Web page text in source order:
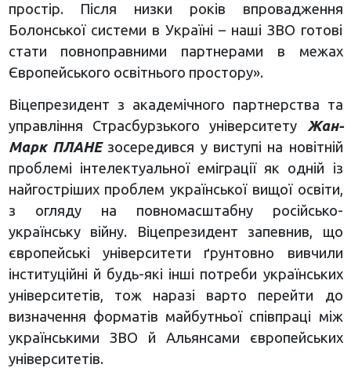
простір. Після низки років впровадження
Болонської системи в Україні – наші ЗВО готові
стати повноправними партнерами в межах
Європейського освітнього простору».
Віцепрезидент з академічного партнерства та
управління Страсбурзького університету Жан-
Марк ПЛАНЕзосередився у виступі на новітній
проблемі інтелектуальної еміграції як одній із
найгостріших проблем української вищої освіти,
з огляду на повномасштабну російсько-
українську війну. Віцепрезидент запевнив, що
європейські університети ґрунтовно вивчили
інституційні й будь-які інші потреби українських
університетів, тож наразі варто перейти до
визначення форматів майбутньої співпраці між
українськими ЗВО й Альянсами європейських
університетів.